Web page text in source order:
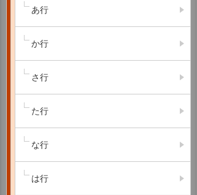
あ行
か行
さ行
た行
な行
は行